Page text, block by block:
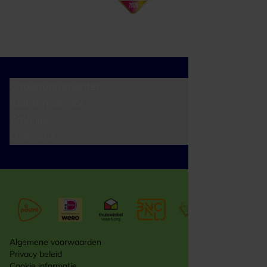
Algemene voorwaarden
Privacy beleid